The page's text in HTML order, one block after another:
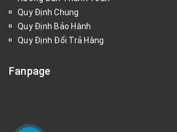
Quy Định Chung
Quy Định Bảo Hành
Quy Định Đổi Trả Hàng
Fanpage